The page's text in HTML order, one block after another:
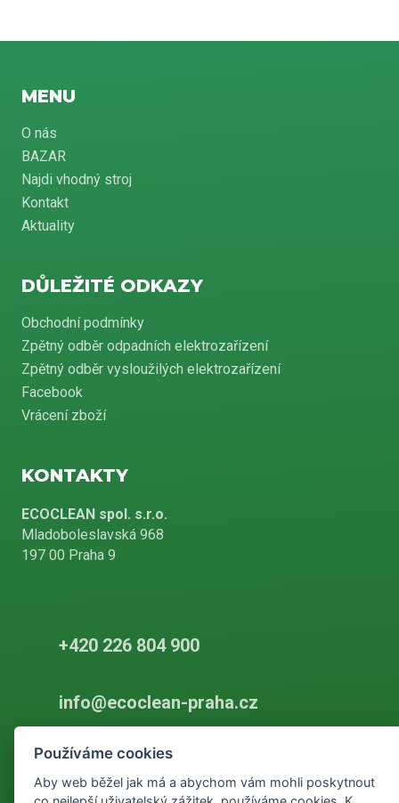
MENU
O nás
BAZAR
Najdi vhodný stroj
Kontakt
Aktuality
DŮLEŽITÉ ODKAZY
Obchodní podmínky
Zpětný odběr odpadních elektrozařízení
Zpětný odběr vysloužilých elektrozařízení
Facebook
Vrácení zboží
KONTAKTY
ECOCLEAN spol. s.r.o.
Mladoboleslavská 968
197 00 Praha 9
+420 226 804 900
info@ecoclean-praha.cz
Podle zákona o evidenci tržeb je prodávající povinen vystavit
kupujícímu účtenku. Zároveň je povinen zaevidovat přijatou tržbu u
Používáme cookies
Aby web běžel jak má a abychom vám mohli poskytnout